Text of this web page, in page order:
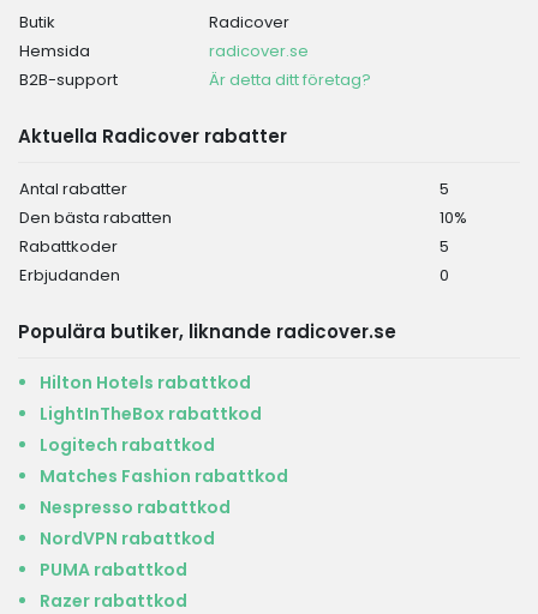
Butik
Radicover
Hemsida
radicover.se
B2B-support
Är detta ditt företag?
Aktuella Radicover rabatter
Antal rabatter
5
Den bästa rabatten
10%
Rabattkoder
5
Erbjudanden
0
Populära butiker, liknande radicover.se
Hilton Hotels rabattkod
LightInTheBox rabattkod
Logitech rabattkod
Matches Fashion rabattkod
Nespresso rabattkod
NordVPN rabattkod
PUMA rabattkod
Razer rabattkod